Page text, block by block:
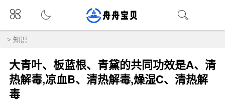
> 知识
大青叶、板蓝根、青黛的共同功效是A、清
热解毒,凉血B、清热解毒,燥湿C、清热解
毒